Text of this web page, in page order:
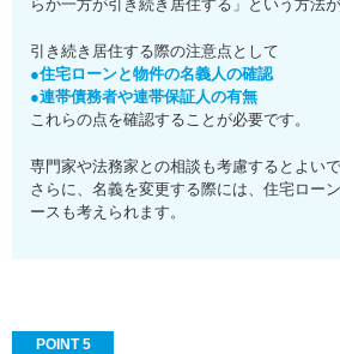
らか一方が引き続き居住する」という方法
引き続き居住する際の注意点として
●住宅ローンと物件の名義人の確認
●連帯債務者や連帯保証人の有無
これらの点を確認することが必要です。
専門家や法務家との相談も考慮するとよいで
さらに、名義を変更する際には、住宅ロー
ースも考えられます。
POINT 5